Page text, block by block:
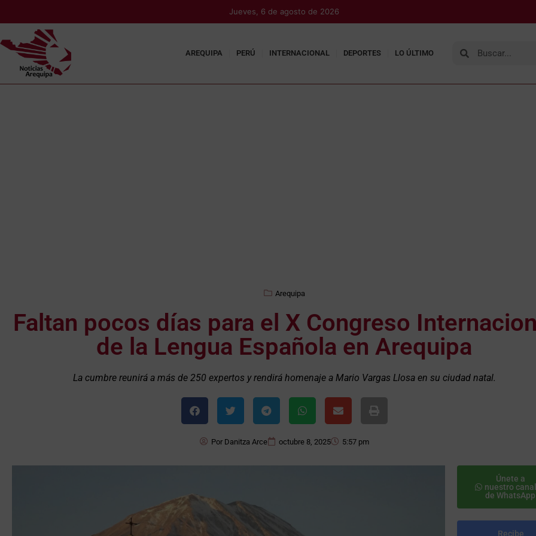
Jueves, 6 de agosto de 2026
AREQUIPA PERÚ INTERNACIONAL DEPORTES LO ÚLTIMO
Arequipa
Faltan pocos días para el X Congreso
de la Lengua Española en Arequipa
La cumbre reunirá a más de 250 expertos y rendirá homenaje a Mario Vargas Llosa en su ciudad natal.
PorDanitza Arce octubre 8, 2025 5:57 pm
Únete a
nuestro canal
de WhatsApp
Recibe